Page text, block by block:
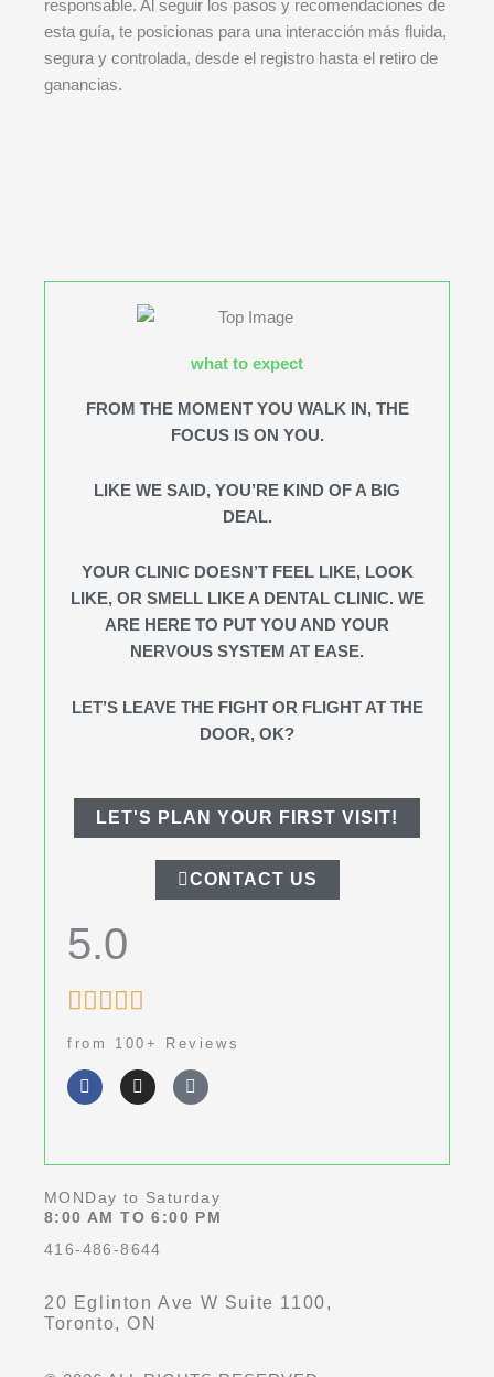
responsable. Al seguir los pasos y recomendaciones de
esta guía, te posicionas para una interacción más fluida,
segura y controlada, desde el registro hasta el retiro de
ganancias.
what to expect
FROM THE MOMENT YOU WALK IN, THE
FOCUS IS ON YOU.
LIKE WE SAID, YOU’RE KIND OF A BIG
DEAL.
YOUR CLINIC DOESN’T FEEL LIKE, LOOK
LIKE, OR SMELL LIKE A DENTAL CLINIC. WE
ARE HERE TO PUT YOU AND YOUR
NERVOUS SYSTEM AT EASE.
LET’S LEAVE THE FIGHT OR FLIGHT AT THE
DOOR, OK?
LET'S PLAN YOUR FIRST VISIT!
CONTACT US
5.0

out
of
5
from 100+ Reviews
a
c
o
-
f
n
s
r
m
o
o
MONDay to Saturday
8:00 AM TO 6:00 PM
416-486-8644
20 Eglinton Ave W Suite 1100,
Toronto, ON